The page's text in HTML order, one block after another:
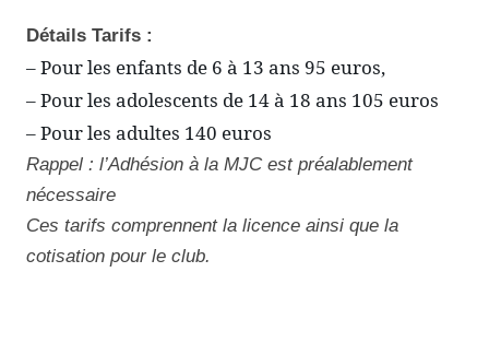
Détails Tarifs :
– Pour les enfants de 6 à 13 ans 95 euros,
– Pour les adolescents de 14 à 18 ans 105 euros
– Pour les adultes 140 euros
Rappel : l’Adhésion à la MJC est préalablement
nécessaire
Ces tarifs comprennent la licence ainsi que la
cotisation pour le club.